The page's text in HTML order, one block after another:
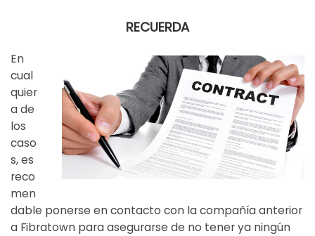
RECUERDA
En
cual
quier
a de
los
caso
s, es
reco
men
dable ponerse en contacto con la compañía anterior
a Fibratown para asegurarse de no tener ya ningún